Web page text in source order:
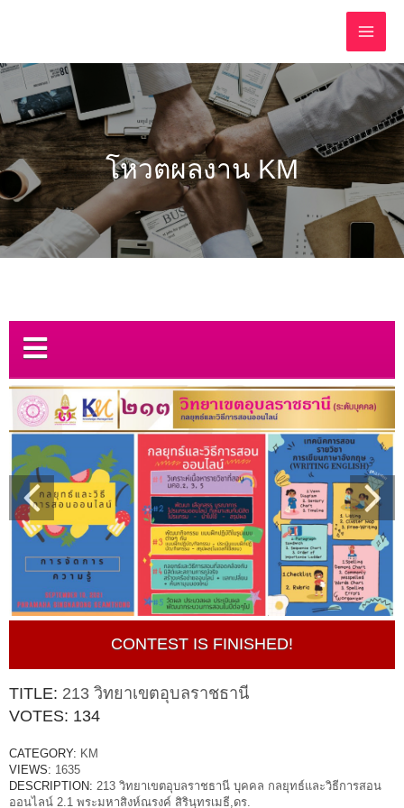
โหวตผลงาน KM
CONTEST IS FINISHED!
TITLE: 213 วิทยาเขตอุบลราชธานี
VOTES: 134
CATEGORY: KM
VIEWS: 1635
DESCRIPTION: 213 วิทยาเขตอุบลราชธานี บุคคล กลยุทธ์และวิธีการสอน
ออนไลน์ 2.1 พระมหาสิงห์ณรงค์ สิรินฺทรเมธี,ดร.